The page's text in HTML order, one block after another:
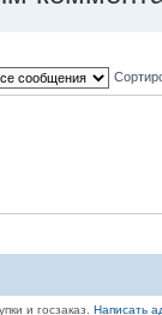
и госзаказ.Написать